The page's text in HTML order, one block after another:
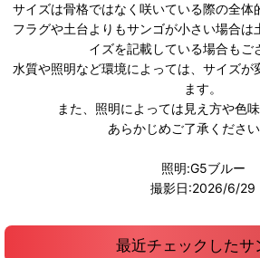
サイズは骨格ではなく咲いている際の全体
フラグや土台よりもサンゴが小さい場合は
イズを記載している場合もご
水質や照明など環境によっては、サイズが
ます。
また、照明によっては見え方や色味
あらかじめご了承ください
照明:G5ブルー
撮影日:2026/6/29
最近チェックしたサ